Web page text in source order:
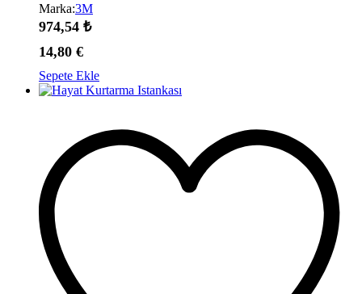
Marka:3M
974,54 ₺
14,80 €
Sepete Ekle